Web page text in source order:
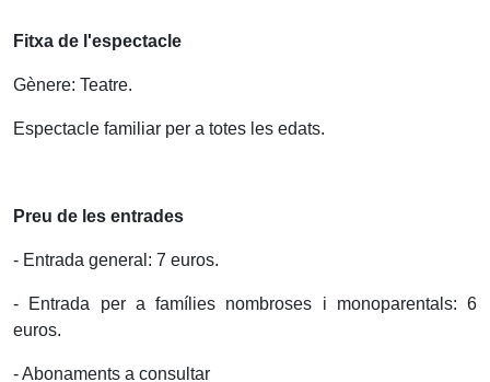
Fitxa de l'espectacle
Gènere: Teatre.
Espectacle familiar per a totes les edats.
Preu de les entrades
- Entrada general: 7 euros.
- Entrada per a famílies nombroses i monoparentals: 6
euros.
- Abonaments a consultar